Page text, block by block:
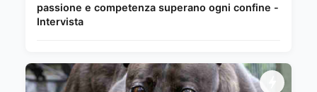
passione e competenza superano ogni confine -
Intervista